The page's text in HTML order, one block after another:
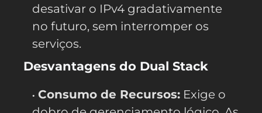
desativar o IPv4 gradativamente
no futuro, sem interromper os
serviços.
Desvantagens do Dual Stack
Consumo de Recursos: Exige o